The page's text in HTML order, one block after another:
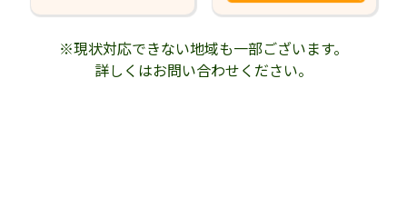
※現状対応できない地域も一部ございます。
詳しくはお問い合わせください。